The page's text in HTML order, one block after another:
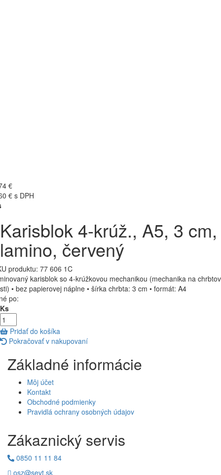
€
€ s DPH
Karisblok 4-krúž., A5, 3 cm,
lamino, červený
produktu: 77 606 1C
karisblok so 4-krúžkovou mechanikou (mechanika na
• bez papierovej náplne • šírka chrbta: 3 cm • formát: A4
po:
Pridať do košíka
Pokračovať v nakupovaní
Základné informácie
Môj účet
Kontakt
Obchodné podmienky
Pravidlá ochrany osobných údajov
Zákaznický servis
0850 11 11 84
osz@sevt.sk